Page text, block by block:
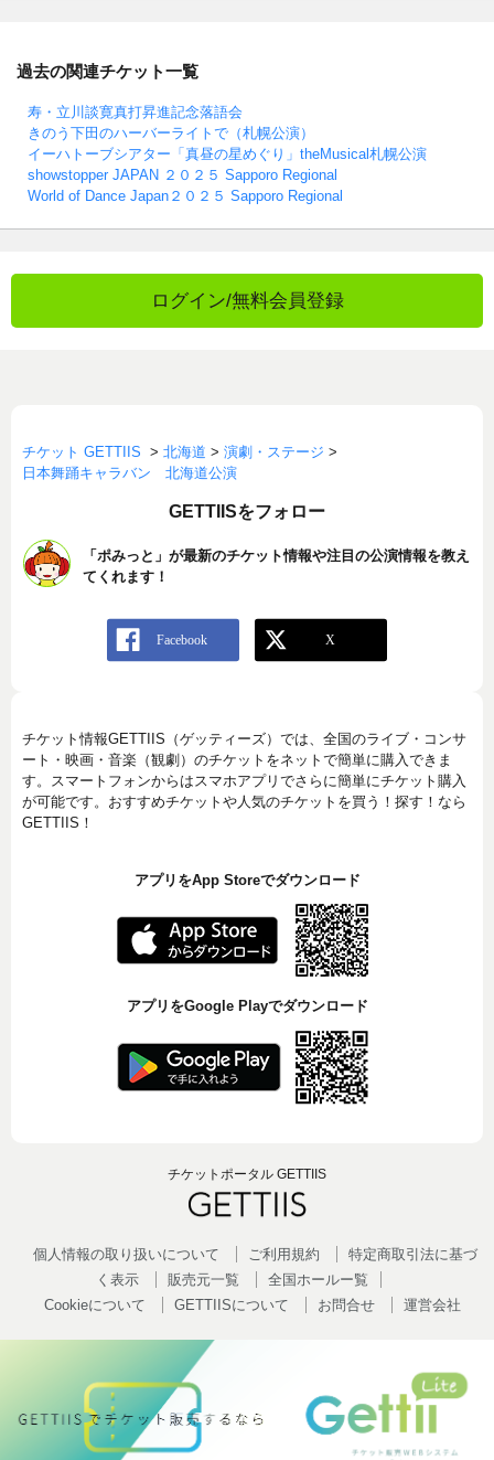
過去の関連チケット一覧
寿・立川談寛真打昇進記念落語会
きのう下田のハーバーライトで（札幌公演）
イーハトーブシアター「真昼の星めぐり」theMusical札幌公演
showstopper JAPAN ２０２５ Sapporo Regional
World of Dance Japan２０２５ Sapporo Regional
ログイン/無料会員登録
チケット GETTIIS > 北海道 > 演劇・ステージ >
日本舞踊キャラバン 北海道公演
GETTIISをフォロー
「ポみっと」が最新のチケット情報や注目の公演情報を教え
てくれます！
チケット情報GETTIIS（ゲッティーズ）では、全国のライブ・コンサ
ート・映画・音楽（観劇）のチケットをネットで簡単に購入できま
す。スマートフォンからはスマホアプリでさらに簡単にチケット購入
が可能です。おすすめチケットや人気のチケットを買う！探す！なら
GETTIIS！
アプリをApp Storeでダウンロード
アプリをGoogle Playでダウンロード
チケットポータル GETTIIS
個人情報の取り扱いについて ご利用規約
特定商取引法に基づ
く表示
販売元一覧
全国ホールー覧
Cookieについて
GETTIISについて お問合せ 運営会社